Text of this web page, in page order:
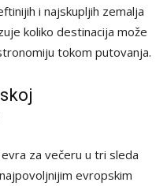
i najskupljih zemalja
koliko destinacija može
tokom putovanja.
za večeru u tri sleda
evropskim